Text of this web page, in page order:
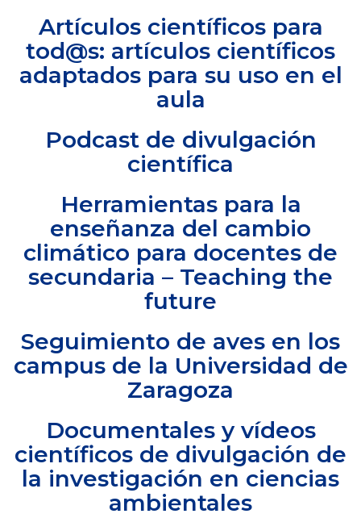
Artículos científicos para
tod@s: artículos científicos
adaptados para su uso en el
aula
Podcast de divulgación
científica
Herramientas para la
enseñanza del cambio
climático para docentes de
secundaria – Teaching the
future
Seguimiento de aves en los
campus de la Universidad de
Zaragoza
Documentales y vídeos
científicos de divulgación de
la investigación en ciencias
ambientales